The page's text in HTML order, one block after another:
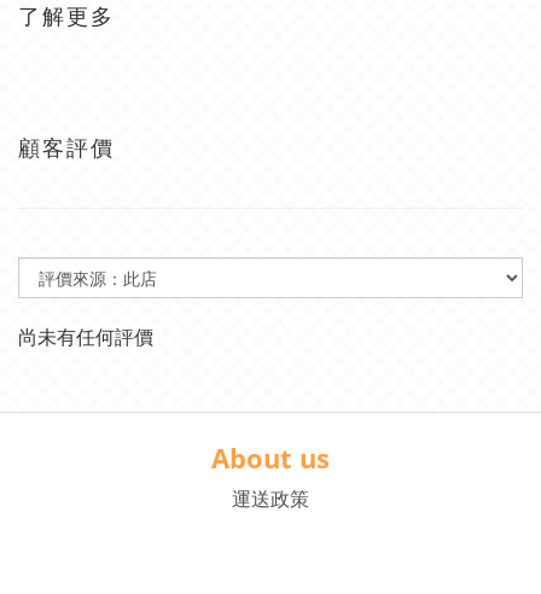
了解更多
顧客評價
尚未有任何評價
About us
運送政策